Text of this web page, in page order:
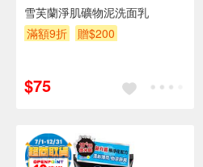
雪芙蘭淨肌礦物泥洗面乳
滿額9折
贈$200
$75